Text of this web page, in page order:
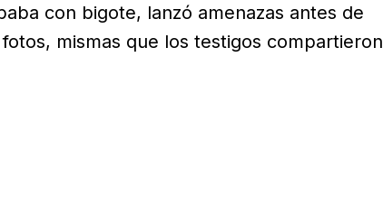
con bigote, lanzó amenazas antes de
mismas que los testigos compartieron